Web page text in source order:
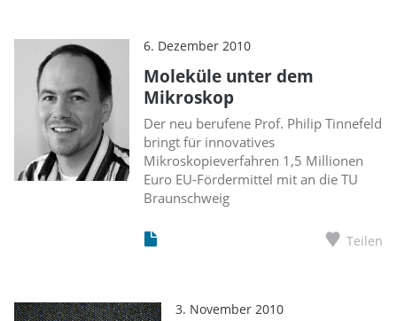
6. Dezember 2010
Moleküle unter dem
Mikroskop
Der neu berufene Prof. Philip Tinnefeld
bringt für innovatives
Mikroskopieverfahren 1,5 Millionen
Euro EU-Fördermittel mit an die TU
Braunschweig
Teilen
3. November 2010